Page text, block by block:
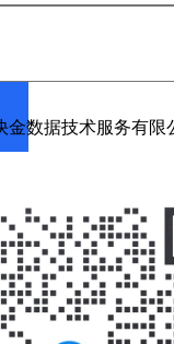
金数据技术服务有限